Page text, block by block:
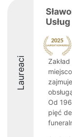
Laureaci
Od
pięć